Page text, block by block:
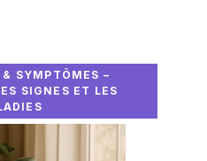
& SYMPTÔMES –
SIGNES ET LES